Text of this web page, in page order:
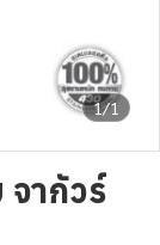
1/1
จากัวร์